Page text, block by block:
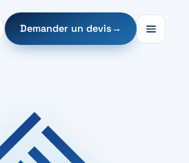
Demander un devis→